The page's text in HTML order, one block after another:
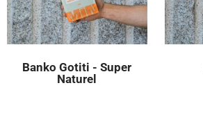
Banko Gotiti - Super
Naturel